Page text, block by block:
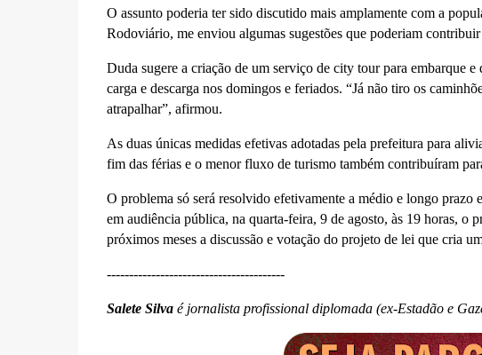
O assunto poderia ter sido discutido mais amplamente com a
Rodoviário, me enviou algumas sugestões que poderiam
Duda sugere a criação de um serviço de city tour para embarque
carga e descarga nos domingos e feriados. “Já não tiro os
atrapalhar”, afirmou.
As duas únicas medidas efetivas adotadas pela prefeitura para
fim das férias e o menor fluxo de turismo também contribuíram
O problema só será resolvido efetivamente a médio e longo
em audiência pública, na quarta-feira, 9 de agosto, às 19 horas,
próximos meses a discussão e votação do projeto de lei que cria
----------------------------------------
Salete Silvaé jornalista profissional diplomada (ex-Estadão e